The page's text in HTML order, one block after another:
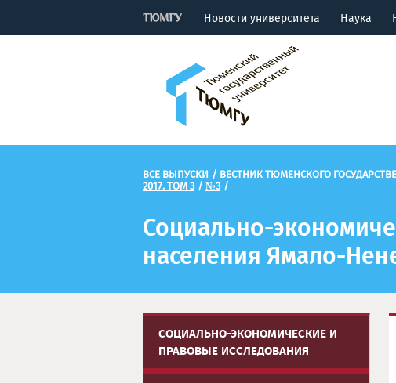
Новости университета Наука
ВСЕ ВЫПУСКИ / ВЕСТНИК ТЮМЕНСКОГО
2017. ТОМ 3 / №3 /
Социально-
населения Ямало-
СОЦИАЛЬНО-ЭКОНОМИЧЕСКИЕ И
ПРАВОВЫЕ ИССЛЕДОВАНИЯ